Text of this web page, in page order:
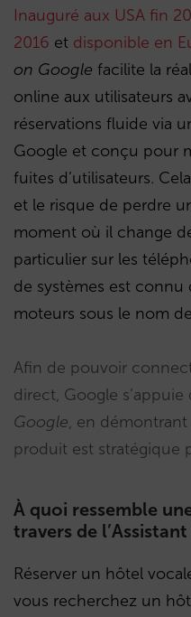
Inauguré aux USA fin
2016 et disponible en
on Google facilite la
online aux utilisateurs
réservations fluide via
Google et conçu pour
fuites d’utilisateurs.
et le risque de perdre
moment où il change
particulier sur les
de systèmes est connu
moteurs sous le nom de
Afin de pouvoir
direct, Google
Google, en
produit est stratégique
À quoi ressemble
travers de
Réserver un hôtel
vous recherchez un